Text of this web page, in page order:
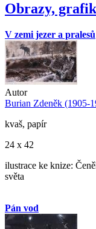
Obrazy,
V zemi jezer a pralesů
Autor
Burian Zdeněk (1905-
kvaš, papír
24 x 42
ilustrace ke knize:
světa
Pán vod